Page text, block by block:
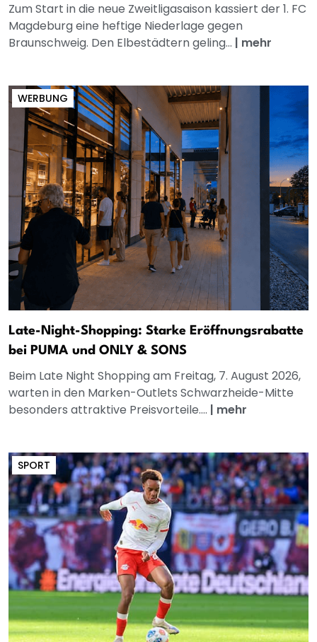
Zum Start in die neue Zweitligasaison kassiert der 1. FC
Magdeburg eine heftige Niederlage gegen
Braunschweig. Den Elbestädtern geling... | mehr
WERBUNG
Late-Night-Shopping: Starke Eröffnungsrabatte
bei PUMA und ONLY & SONS
Beim Late Night Shopping am Freitag, 7. August 2026,
warten in den Marken-Outlets Schwarzheide-Mitte
besonders attraktive Preisvorteile.... | mehr
SPORT